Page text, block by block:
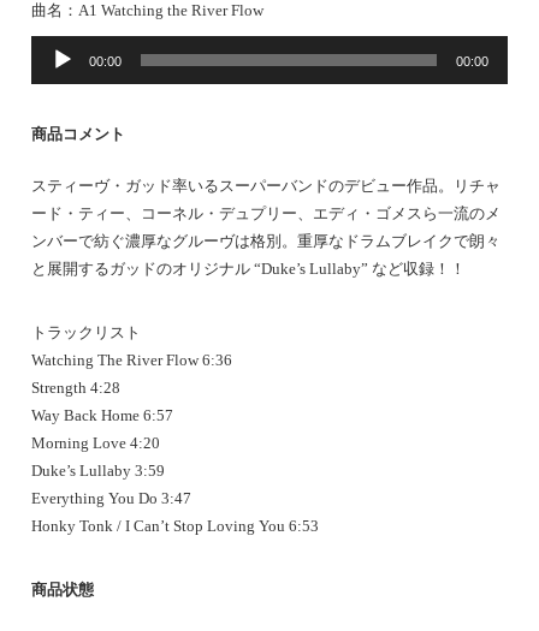
曲名：A1 Watching the River Flow
音
ー
00:00 00:00
商品コメント
スティーヴ・ガッド率いるスーパーバンドのデビュー作品。リチャ
ード・ティー、コーネル・デュプリー、エディ・ゴメスら一流のメ
ンバーで紡ぐ濃厚なグルーヴは格別。重厚なドラムブレイクで朗々
と展開するガッドのオリジナル “Duke’s Lullaby” など収録！！
トラックリスト
Watching The River Flow 6:36
Strength 4:28
Way Back Home 6:57
Morning Love 4:20
Duke’s Lullaby 3:59
Everything You Do 3:47
Honky Tonk / I Can’t Stop Loving You 6:53
商品状態